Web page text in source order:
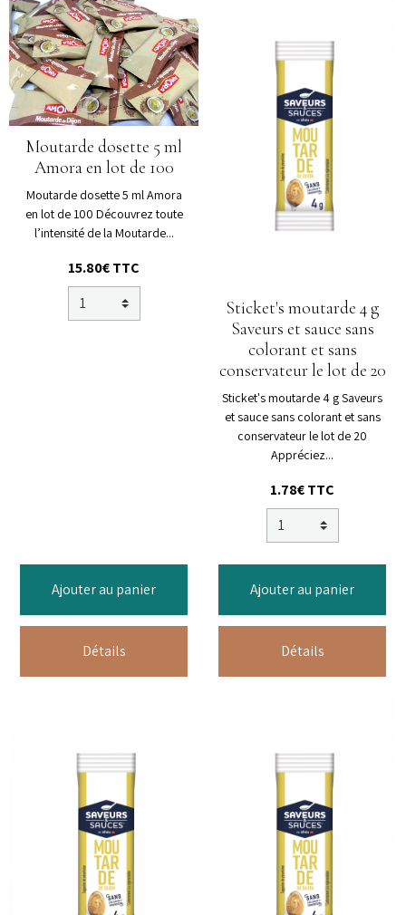
Moutarde dosette 5 ml
Amora en lot de 100
Moutarde dosette 5 ml Amora
en lot de 100 Découvrez toute
l’intensité de la Moutarde...
15.80€ TTC
Ajouter au panier
Détails
Sticket's moutarde 4 g
Saveurs et sauce sans
colorant et sans
conservateur le lot de 20
Sticket's moutarde 4 g Saveurs
et sauce sans colorant et sans
conservateur le lot de 20
Appréciez...
1.78€ TTC
Ajouter au panier
Détails